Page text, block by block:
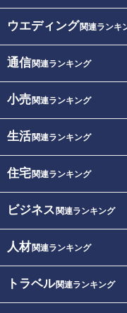
ウエディング関連ランキ
通信関連ランキング
小売関連ランキング
生活関連ランキング
住宅関連ランキング
ビジネス 関連ランキング
人材関連ランキング
トラベル関連ランキング